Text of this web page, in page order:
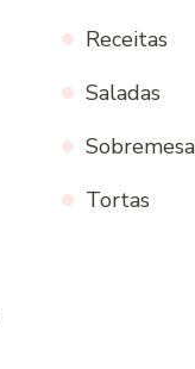
Receitas
Saladas
Tortas